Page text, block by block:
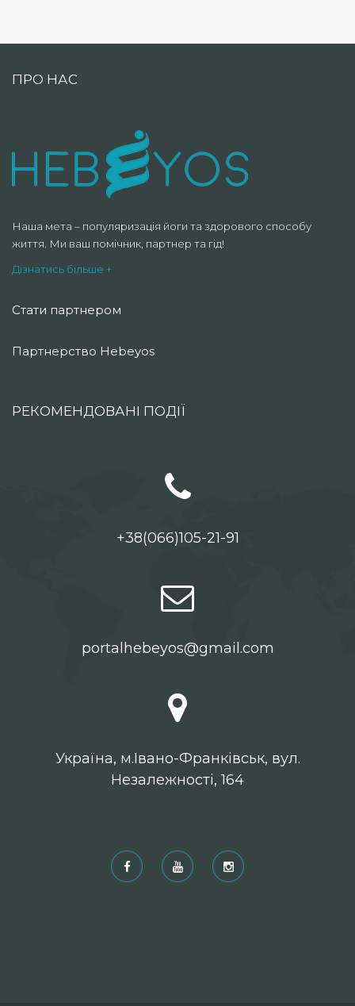
ПРО НАС
Наша мета – популяризація йоги та здорового способу
життя. Ми ваш помічник, партнер та гід!
Дізнатись більше +
Стати партнером
Партнерство Hebeyos
РЕКОМЕНДОВАНІ ПОДІЇ
+38(066)105-21-91
portalhebeyos@gmail.com
Українa, м.Івано-Франківськ, вул.
Незалежності, 164